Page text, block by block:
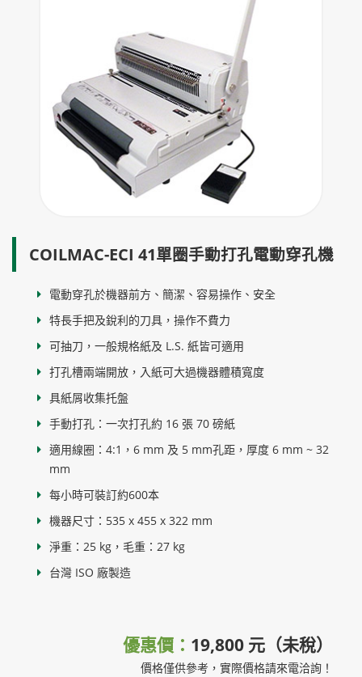
COILMAC-ECI 41單圈手動打孔電動穿孔機
電動穿孔於機器前方、簡潔、容易操作、安全
特長手把及銳利的刀具，操作不費力
可抽刀，一般規格紙及 L.S. 紙皆可適用
打孔槽兩端開放，入紙可大過機器體積寬度
具紙屑收集托盤
手動打孔：一次打孔約 16 張 70 磅紙
適用線圈：4:1，6 mm 及 5 mm孔距，厚度 6 mm ~ 32
mm
每小時可裝訂約600本
機器尺寸：535 x 455 x 322 mm
淨重：25 kg，毛重：27 kg
台灣 ISO 廠製造
優惠價： 19,800 元（未稅）
價格僅供參考，實際價格請來電洽詢！